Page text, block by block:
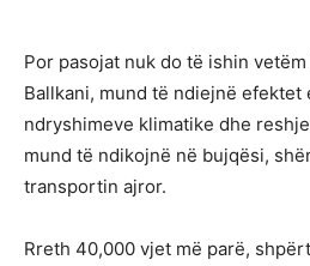
Por pasojat nuk do të ishin
Ballkani, mund të ndiejnë efektet
ndryshimeve klimatike dhe
mund të ndikojnë në bujqësi,
transportin ajror.
Rreth 40,000 vjet më parë,